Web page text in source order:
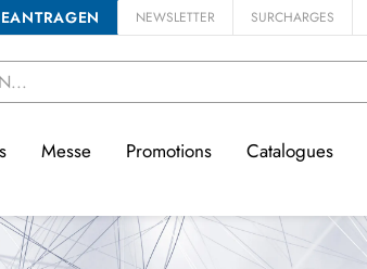
NEWSLETTER SURCHARGES
Messe Promotions Catalogues